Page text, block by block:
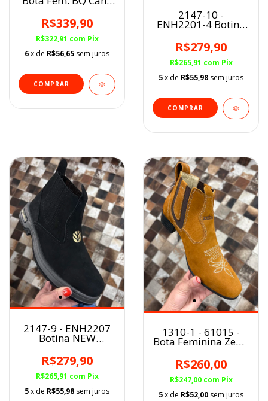
Curto Fóssil Tabaco
Angus
R$339,90
R$322,91 com Pix
6x de R$56,65 sem juros
COMPRAR
2147-10 -
ENH2201-4 Botina
Torreano Nobuck
Azul
R$279,90
R$265,91 com Pix
5x de R$55,98 sem juros
COMPRAR
2147-9 - ENH2207
Botina NEW
Nobuck Preto
R$279,90
R$265,91 com Pix
5x de R$55,98 sem juros
1310-1 - 61015 -
Bota Feminina Zebu
R$260,00
R$247,00 com Pix
5x de R$52,00 sem juros